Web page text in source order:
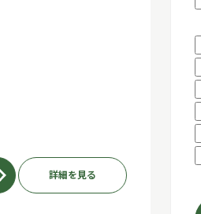
詳細を見る